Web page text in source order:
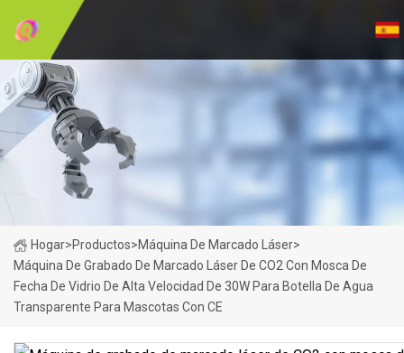
Hogar>Productos>Máquina De Marcado Láser>
Máquina De Grabado De Marcado Láser De CO2 Con Mosca De
Fecha De Vidrio De Alta Velocidad De 30W Para Botella De Agua
Transparente Para Mascotas Con CE